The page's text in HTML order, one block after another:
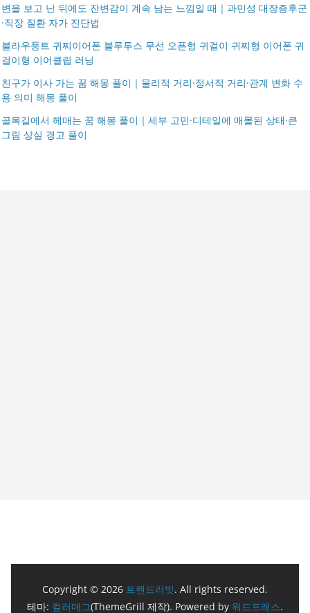
변을 보고 난 뒤에도 잔변감이 계속 남는 느낌일 때｜과민성 대장증후군
·직장 질환 자가 진단법
블라우풍트 귀찌이어폰 블루투스 무선 오픈형 귀걸이 귀찌형 이어폰 귀
걸이형 이어클립 러닝
친구가 이사 가는 꿈 해몽 풀이｜물리적 거리·정서적 거리·관계 변화 수
용 의미 해몽 풀이
골목길에서 헤매는 꿈 해몽 풀이｜세부 고민·디테일에 매몰된 상태·큰
그림 상실 경고 풀이
Copyright © 2026 트렌드러빗. All rights reserved.
테마: 컬러매그(ThemeGrill 제작). Powered by 워드프레스.